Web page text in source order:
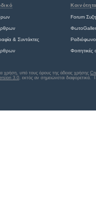
Forum
& Συντάκτες Ραδιόφωνο
χρήση, υπό τους όρους της άδειας χρήσης
3.0, εκτός αν σημειώνεται διαφορετικά.